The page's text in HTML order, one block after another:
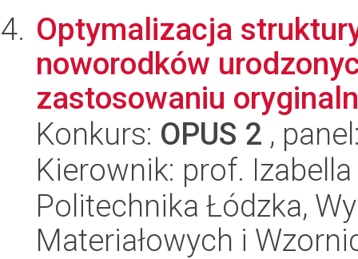
Optymalizacja
noworodków
zastosowaniu
Konkurs: OPUS 2 ,
Kierownik: prof.
Politechnika Łódzka,
Materiałowych i